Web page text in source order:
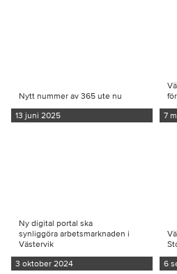
Nytt nummer av 365 ute nu
13 juni 2025 7
Ny digital portal ska
synliggöra arbetsmarknaden i
Västervik
3 oktober 2024 6